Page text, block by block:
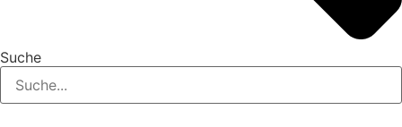
Suche